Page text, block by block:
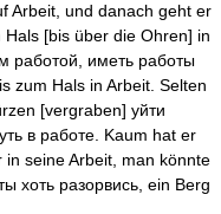
Arbeit, und danach geht er
[bis über die Ohren] in
работой, иметь работы
zum Hals in Arbeit. Selten
[vergraben] уйти
в работе. Kaum hat er
seine Arbeit, man könnte
хоть разорвись, ein Berg